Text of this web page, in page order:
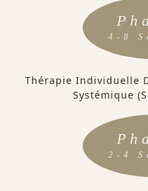
4-8
Thérapie Individuelle
Systémique
2-4